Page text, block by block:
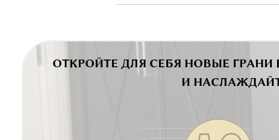
ОТКРОЙТЕ ДЛЯ СЕБЯ НОВЫЕ
И